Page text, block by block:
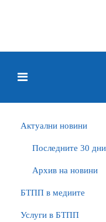
Актуални новини
Последните 30 дни
Архив на новини
БTПП в медиите
Услуги в БТПП